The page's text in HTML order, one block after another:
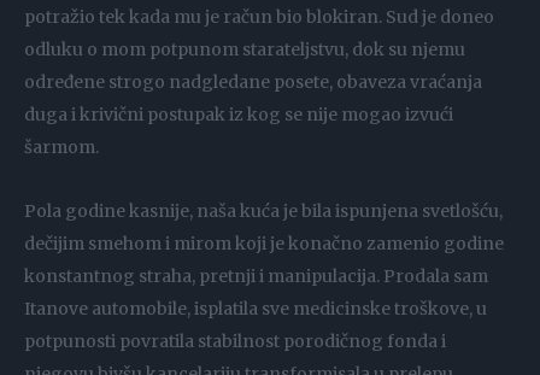
potražio tek kada mu je račun bio blokiran. Sud je doneo
odluku o mom potpunom starateljstvu, dok su njemu
određene strogo nadgledane posete, obaveza vraćanja
duga i krivični postupak iz kog se nije mogao izvući
šarmom.
Pola godine kasnije, naša kuća je bila ispunjena svetlošću,
dečijim smehom i mirom koji je konačno zamenio godine
konstantnog straha, pretnji i manipulacija. Prodala sam
Itanove automobile, isplatila sve medicinske troškove, u
potpunosti povratila stabilnost porodičnog fonda i